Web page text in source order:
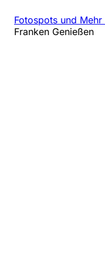
Fotospots und Mehr
Franken Genießen